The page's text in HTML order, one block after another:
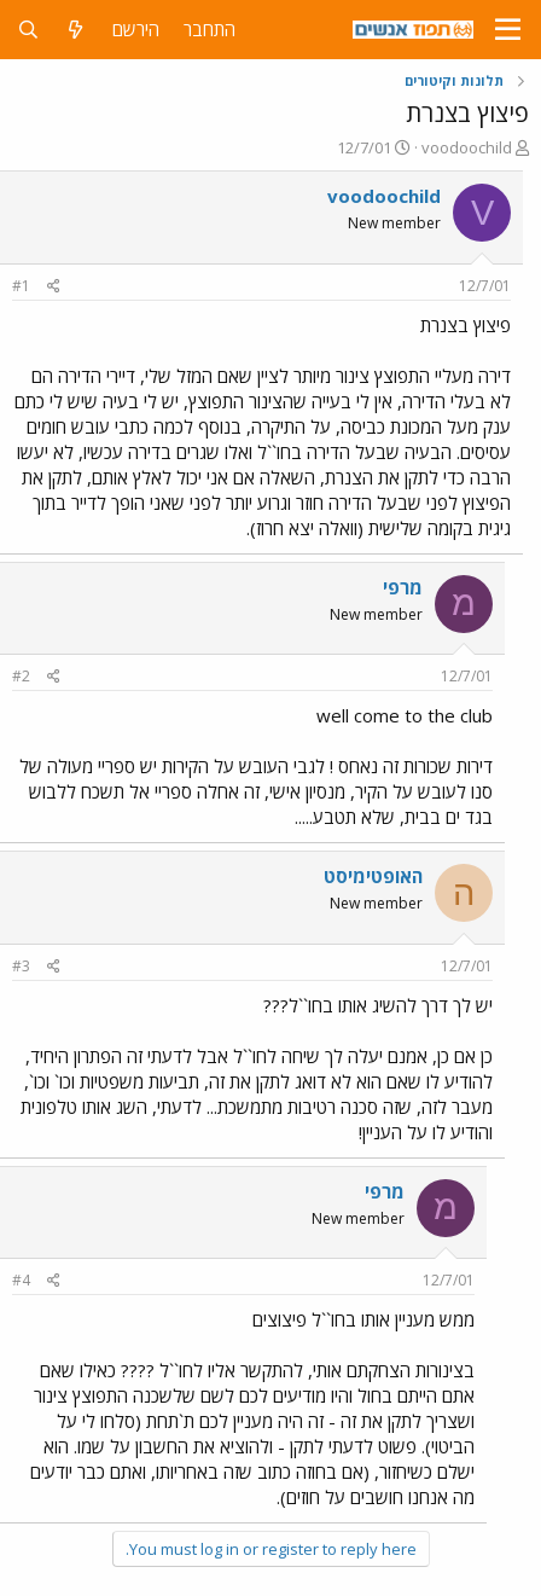
התחבר הירשם
תלונות וקיטורים
פיצוץ בצנרת
פ
ו
ת
ח
ה
ש
א
voodoochild
פ
ו
ר
ם
12/7/01
V
voodoochild
New member
12/7/01
#1
פיצוץ בצנרת
דירה מעליי התפוצץ צינור מיותר לציין שאם המזל שלי, דיירי הדירה הם
לא בעלי הדירה, אין לי בעייה שהצינור התפוצץ, יש לי בעיה שיש לי כתם
ענק מעל המכונת כביסה, על התיקרה, בנוסף לכמה כתבי עובש חומים
עסיסים. הבעיה שבעל הדירה בחו``ל ואלו שגרים בדירה עכשיו, לא יעשו
הרבה כדי לתקן את הצנרת, השאלה אם אני יכול לאלץ אותם, לתקן את
הפיצוץ לפני שבעל הדירה חוזר וגרוע יותר לפני שאני הופך לדייר בתוך
גיגית בקומה שלישית (וואלה יצא חרוז).
מ מרפי
New member
12/7/01
#2
well come to the club
דירות שכורות זה נאחס ! לגבי העובש על הקירות יש ספריי מעולה של
סנו לעובש על הקיר, מנסיון אישי, זה אחלה ספריי אל תשכח ללבוש
בגד ים בבית, שלא תטבע.....
ה האופטימיסט
New member
12/7/01
#3
יש לך דרך להשיג אותו בחו``ל???
כן אם כן, אמנם יעלה לך שיחה לחו``ל אבל לדעתי זה הפתרון היחיד,
להודיע לו שאם הוא לא דואג לתקן את זה, תביעות משפטיות וכו` וכו`,
מעבר לזה, שזה סכנה רטיבות מתמשכת... לדעתי, השג אותו טלפונית
והודיע לו על העניין!
מ מרפי
New member
12/7/01
#4
ממש מעניין אותו בחו``ל פיצוצים
בצינורות הצחקתם אותי, להתקשר אליו לחו``ל ???? כאילו שאם
אתם הייתם בחול והיו מודיעים לכם לשם שלשכנה התפוצץ צינור
ושצריך לתקן את זה - זה היה מעניין לכם ת`תחת (סלחו לי על
הביטוי). פשוט לדעתי לתקן - ולהוציא את החשבון על שמו. הוא
ישלם כשיחזור, (אם בחוזה כתוב שזה באחריותו, ואתם כבר יודעים
מה אנחנו חושבים על חוזים).
You must log in or register to reply here.